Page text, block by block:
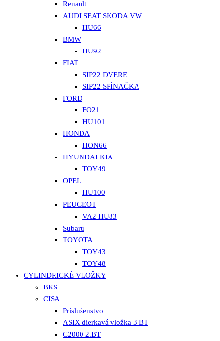
Renault
AUDI SEAT SKODA VW
HU66
BMW
HU92
FIAT
SIP22 DVERE
SIP22 SPÍNAČKA
FORD
FO21
HU101
HONDA
HON66
HYUNDAI KIA
TOY49
OPEL
HU100
PEUGEOT
VA2 HU83
Subaru
TOYOTA
TOY43
TOY48
CYLINDRICKÉ VLOŽKY
BKS
CISA
Príslušenstvo
ASIX dierkavá vložka 3.BT
C2000 2.BT